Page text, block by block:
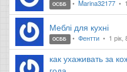
ОСББ Marina32177
Меблі для кухні
ОСББ Фентти 1 рік,
как ухаживать за